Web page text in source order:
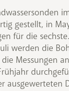
gestellt, in
für die sechste.
werden die
Messungen
ausgewerteten